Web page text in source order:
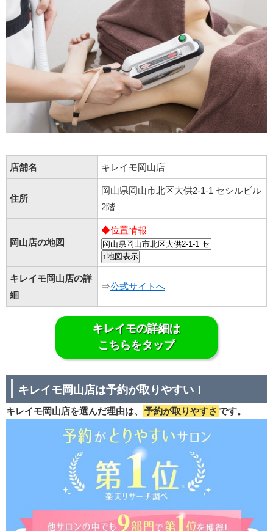
店舗名 キレイモ岡山店
住所
岡山県岡山市北区大供2-1-1 セシルビル
2階
岡山店の地図
◆位置情報
キレイモ岡山店の詳
細
⇒公式サイトへ
キレイモの詳細は
こちらをタップ
キレイモ岡山店は予約が取りやすい！
キレイモ岡山店を選んだ理由は、 予約が取りやすさ です。